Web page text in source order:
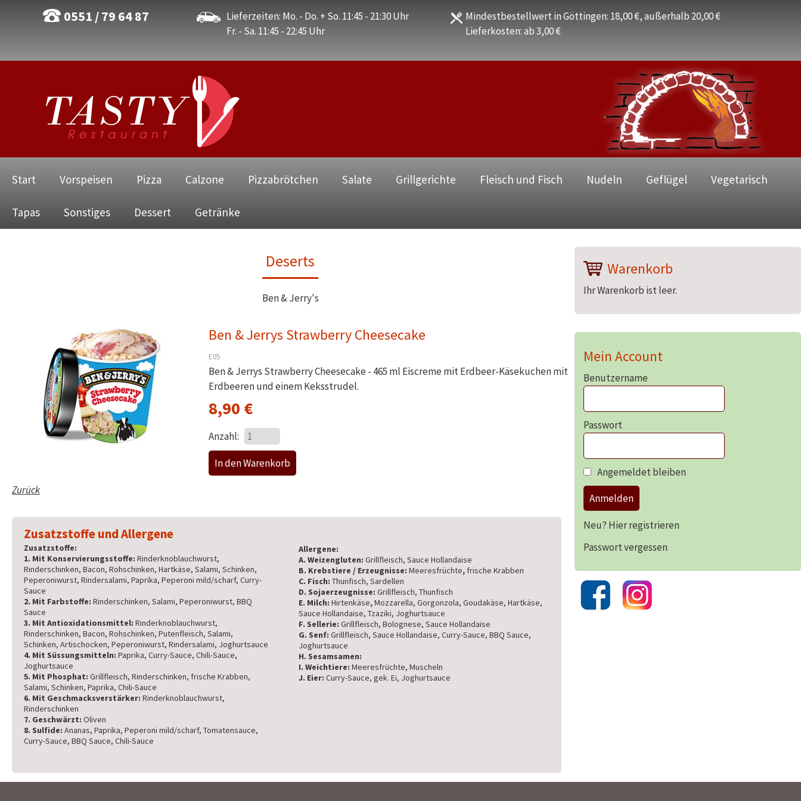
0551 / 79 64 87
Lieferzeiten: Mo. - Do. + So. 11:45 - 21:30 Uhr
Fr. - Sa. 11:45 - 22:45 Uhr
Mindestbestellwert in Göttingen: 18,00 €, außerhalb 20,00 €
Lieferkosten: ab 3,00 €
überspringen
Start Vorspeisen Pizza Calzone Pizzabrötchen Salate Grillgerichte Fleisch und Fisch Nudeln Geflügel Vegetarisch
Tapas Sonstiges Dessert Getränke
Deserts
Ben & Jerry's
Ben & Jerrys Strawberry Cheesecake
E05
Ben & Jerrys Strawberry Cheesecake - 465 ml Eiscreme mit Erdbeer-Käsekuchen mit
Erdbeeren und einem Keksstrudel.
8,90 €
Anzahl:
Zurück
Zusatzstoffe und Allergene
Zusatzstoffe:
1. Mit Konservierungsstoffe: Rinderknoblauchwurst,
Rinderschinken, Bacon, Rohschinken, Hartkäse, Salami, Schinken,
Peperoniwurst, Rindersalami, Paprika, Peperoni mild/scharf, Curry-
Sauce
2. Mit Farbstoffe: Rinderschinken, Salami, Peperoniwurst, BBQ
Sauce
3. Mit Antioxidationsmittel: Rinderknoblauchwurst,
Rinderschinken, Bacon, Rohschinken, Putenfleisch, Salami,
Schinken, Artischocken, Peperoniwurst, Rindersalami, Joghurtsauce
4. Mit Süssungsmitteln: Paprika, Curry-Sauce, Chili-Sauce,
Joghurtsauce
5. Mit Phosphat: Grillfleisch, Rinderschinken, frische Krabben,
Salami, Schinken, Paprika, Chili-Sauce
6. Mit Geschmacksverstärker: Rinderknoblauchwurst,
Rinderschinken
7. Geschwärzt: Oliven
8. Sulfide: Ananas, Paprika, Peperoni mild/scharf, Tomatensauce,
Curry-Sauce, BBQ Sauce, Chili-Sauce
Allergene:
A. Weizengluten: Grillfleisch, Sauce Hollandaise
B. Krebstiere / Erzeugnisse: Meeresfrüchte,frische Krabben
C. Fisch: Thunfisch, Sardellen
D. Sojaerzeugnisse: Grillfleisch, Thunfisch
E. Milch: Hirtenkäse,Mozzarella, Gorgonzola, Goudakäse, Hartkäse,
Sauce Hollandaise, Tzaziki, Joghurtsauce
F. Sellerie: Grillfleisch, Bolognese, Sauce Hollandaise
G. Senf: Grillfleisch, Sauce Hollandaise, Curry-Sauce, BBQ Sauce,
Joghurtsauce
H. Sesamsamen:
I. Weichtiere: Meeresfrüchte, Muscheln
J. Eier: Curry-Sauce, gek. Ei, Joghurtsauce
Warenkorb
Ihr Warenkorb ist leer.
Mein Account
Benutzername
Passwort
Angemeldet bleiben
Anmelden
Neu? Hier registrieren
Passwort vergessen